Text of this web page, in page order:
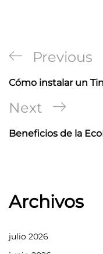
Navegación
de
entradas
Previous
Post
Previous
Cómo instalar un
Next
Post
Next
Beneficios de la
Archivos
julio 2026